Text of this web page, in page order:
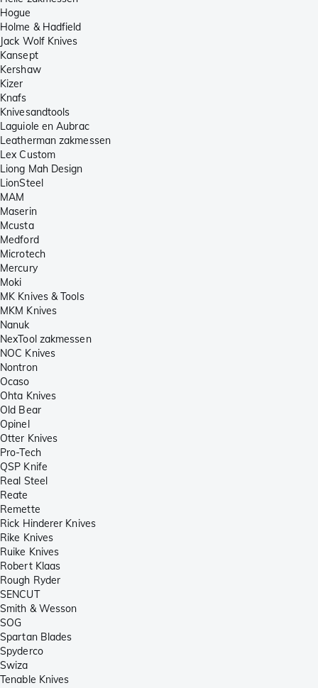
Hogue
Holme & Hadfield
Jack Wolf Knives
Kansept
Kershaw
Kizer
Knafs
Knivesandtools
Laguiole en Aubrac
Leatherman zakmessen
Lex Custom
Liong Mah Design
LionSteel
MAM
Maserin
Mcusta
Medford
Microtech
Mercury
Moki
MK Knives & Tools
MKM Knives
Nanuk
NexTool zakmessen
NOC Knives
Nontron
Ocaso
Ohta Knives
Old Bear
Opinel
Otter Knives
Pro-Tech
QSP Knife
Real Steel
Reate
Remette
Rick Hinderer Knives
Rike Knives
Ruike Knives
Robert Klaas
Rough Ryder
SENCUT
Smith & Wesson
SOG
Spartan Blades
Spyderco
Swiza
Tenable Knives